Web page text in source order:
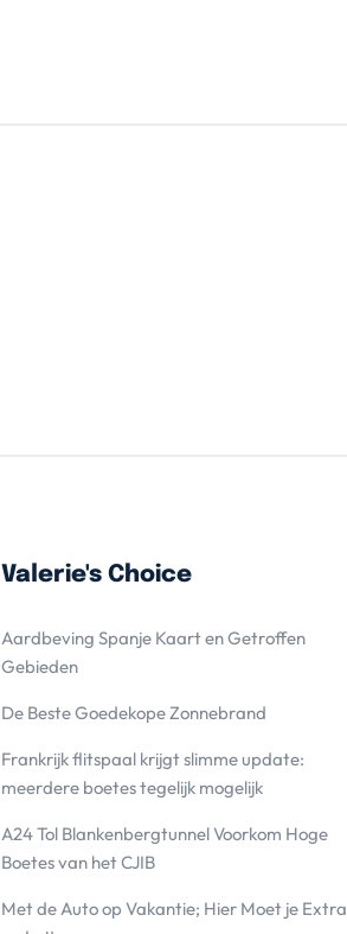
Valerie's Choice
Aardbeving Spanje Kaart en Getroffen
Gebieden
De Beste Goedekope Zonnebrand
Frankrijk flitspaal krijgt slimme update:
meerdere boetes tegelijk mogelijk
A24 Tol Blankenbergtunnel Voorkom Hoge
Boetes van het CJIB
Met de Auto op Vakantie; Hier Moet je Extra